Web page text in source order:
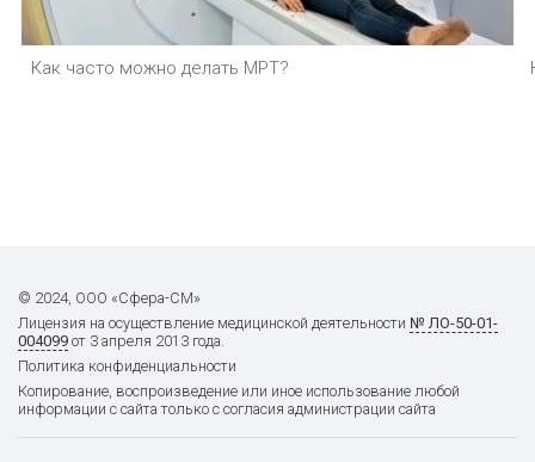
Как часто можно делать МРТ?
© 2024, ООО «Сфера-СМ»
Лицензия на осуществление медицинской деятельности № ЛО-50-01-
004099 от 3 апреля 2013 года.
Политика конфиденциальности
Копирование, воспроизведение или иное использование любой
информации с сайта только с согласия администрации сайта